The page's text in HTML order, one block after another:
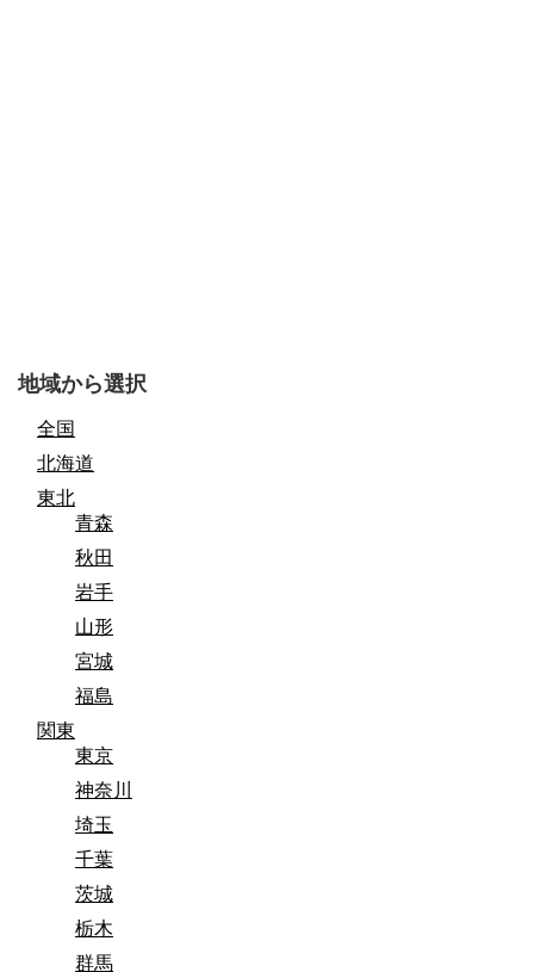
地域から選択
全国
北海道
東北
青森
秋田
岩手
山形
宮城
福島
関東
東京
神奈川
埼玉
千葉
茨城
栃木
群馬